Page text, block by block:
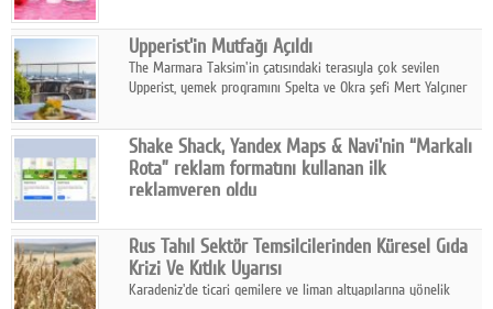
ürünleriyle hem yurt içinde hem de uluslararası pazarlarda
büyümesini sürdürüyor.
Upperist'in Mutfağı Açıldı
The Marmara Taksim'in çatısındaki terasıyla çok sevilen
Upperist, yemek programını Spelta ve Okra şefi Mert Yalçıner
Shake Shack, Yandex Maps & Navi'nin “Markalı
Rota” reklam formatını kullanan ilk
reklamveren oldu
artırmak amacıyla Cereyan Medya ve Yandex Ads iş birliğiyle
Yandex Maps & Navi'nin yeni "Markalı Rota" reklam formatını
kullanan ilk marka oldu.
Rus Tahıl Sektör Temsilcilerinden Küresel Gıda
Krizi Ve Kıtlık Uyarısı
Karadeniz'de ticari gemilere ve liman altyapılarına yönelik